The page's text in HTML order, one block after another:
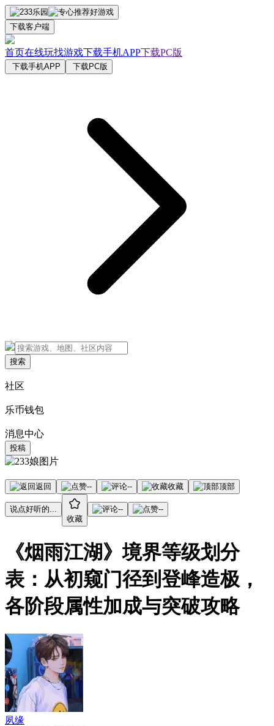
下载客户端
首页在线玩找游戏下载手机APP下载PC版
下载手机APP 下载PC版
搜索
社区
乐币钱包
消息中心
投稿
返回 -- -- 收藏 顶部
说点好听的...
收藏
-- --
《烟雨江湖》境界等级划分
表：从初窥门径到登峰造极，
各阶段属性加成与突破攻略
夙缘